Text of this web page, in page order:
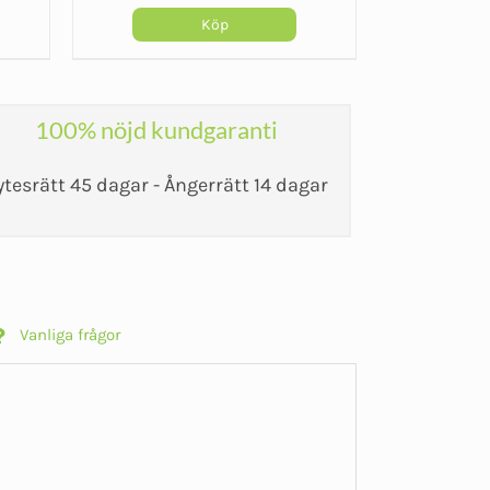
Köp
100% nöjd kundgaranti
45 dagar - Ångerrätt 14 dagar
Vanliga frågor